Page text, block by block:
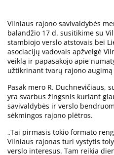
Vilniaus rajono savivaldybės
balandžio 17 d. susitikime su
stambiojo verslo atstovais bei
asociacijų vadovais apžvelgė
veiklą ir papasakojo apie
užtikrinant tvarų rajono augimą
Pasak mero R. Duchnevičiaus,
yra svarbus žingsnis kuriant
savivaldybės ir verslo
sėkmingos rajono plėtros.
„Tai pirmasis tokio formato
Vilniaus rajonas turi vystytis
verslo interesus. Tam reikia